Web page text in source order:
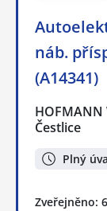
náb.
(A14341)
HOFMANN
Čestlice
Plný
Zveřejněno: